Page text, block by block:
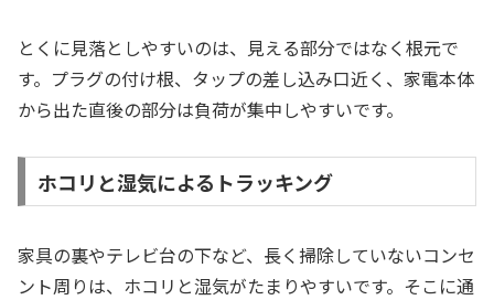
とくに見落としやすいのは、見える部分ではなく根元で
す。プラグの付け根、タップの差し込み口近く、家電本体
から出た直後の部分は負荷が集中しやすいです。
ホコリと湿気によるトラッキング
家具の裏やテレビ台の下など、長く掃除していないコンセ
ント周りは、ホコリと湿気がたまりやすいです。そこに通